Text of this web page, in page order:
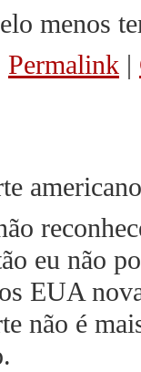
menos
Permalink |
eu não
EUA
não é